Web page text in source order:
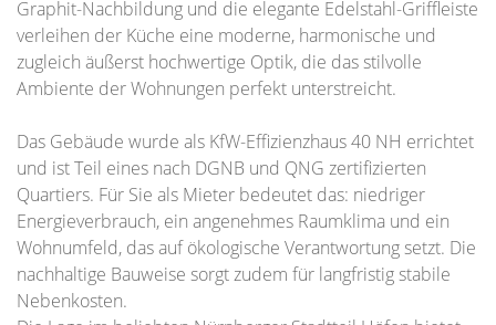
Graphit-Nachbildung und die elegante Edelstahl-Griffleiste
verleihen der Küche eine moderne, harmonische und
zugleich äußerst hochwertige Optik, die das stilvolle
Ambiente der Wohnungen perfekt unterstreicht.
Das Gebäude wurde als KfW-Effizienzhaus 40 NH errichtet
und ist Teil eines nach DGNB und QNG zertifizierten
Quartiers. Für Sie als Mieter bedeutet das: niedriger
Energieverbrauch, ein angenehmes Raumklima und ein
Wohnumfeld, das auf ökologische Verantwortung setzt. Die
nachhaltige Bauweise sorgt zudem für langfristig stabile
Nebenkosten.